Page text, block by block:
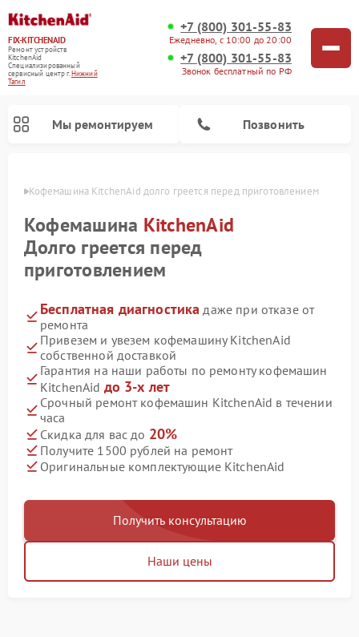
FIX-KITCHENAID
Ремонт устройств
KitchenAid
Специализированный
cервисный центр г.Нижний
Тагил
+7 (800) 301-55-83
Ежедневно, с 10:00 до 20:00
+7 (800) 301-55-83
Звонок бесплатный по РФ
Мы ремонтируем Позвонить
Кофемашина KitchenAid долго греется перед приготовлением
Кофемашина KitchenAid
Долго греется перед
приготовлением
Бесплатная диагностика даже при отказе от
ремонта
Привезем и увезем кофемашину KitchenAid
собственной доставкой
Гарантия на наши работы по ремонту кофемашин
KitchenAid до 3-х лет
Срочный ремонт кофемашин KitchenAid в течении
часа
Скидка для вас до 20%
Получите 1500 рублей на ремонт
Оригинальные комплектующие KitchenAid
Получить консультацию
Наши цены